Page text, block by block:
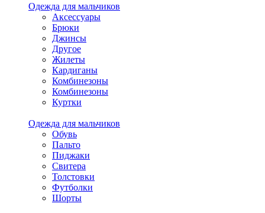
Одежда для мальчиков
Аксессуары
Брюки
Джинсы
Другое
Жилеты
Кардиганы
Комбинезоны
Комбинезоны
Куртки
Одежда для мальчиков
Обувь
Пальто
Пиджаки
Свитера
Толстовки
Футболки
Шорты